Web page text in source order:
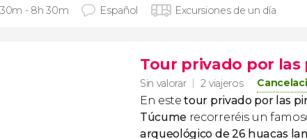
- 8h 30m Español Excursiones de un día
Tour privado por
Sin valorar 2 viajeros
En estetour privado por las
Túcume recorreréis un
arqueológico de 26 huacas